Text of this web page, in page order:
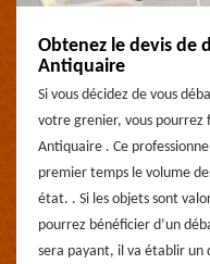
Obtenez le devis de
Antiquaire
Si vous décidez de vous
votre grenier, vous pourrez
Antiquaire . Ce
premier temps le volume
état. . Si les objets sont
pourrez bénéficier d’un
sera payant, il va établir un